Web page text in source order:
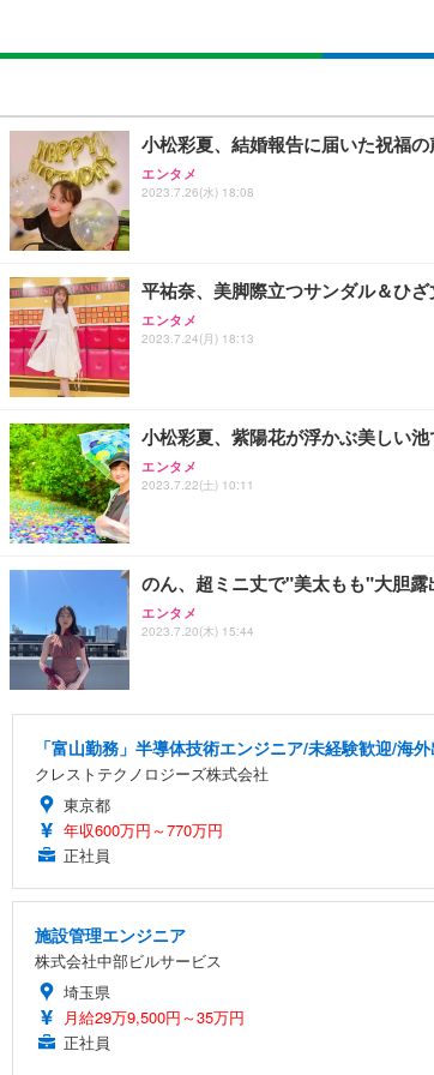
小松彩夏、結婚報告に届いた祝福
エンタメ
2023.7.26(水) 18:08
平祐奈、美脚際立つサンダル＆ひ
エンタメ
2023.7.24(月) 18:13
小松彩夏、紫陽花が浮かぶ美しい
エンタメ
2023.7.22(土) 10:11
のん、超ミニ丈で"美太もも"大胆
エンタメ
2023.7.20(木) 15:44
「富山勤務」半導体技術エンジニア/未経験歓迎/海
クレストテクノロジーズ株式会社
東京都
年収600万円～770万円
正社員
施設管理エンジニア
株式会社中部ビルサービス
埼玉県
月給29万9,500円～35万円
正社員